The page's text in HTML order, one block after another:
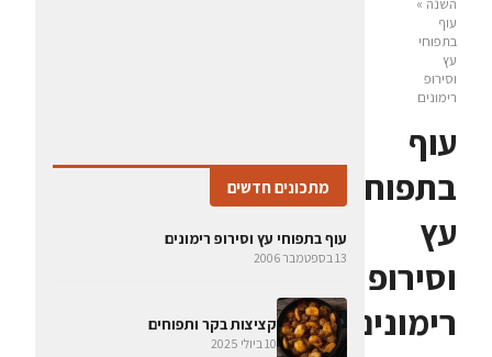
השנה »
עוף
בתפוחי
עץ
וסירופ
רימונים
עוף
בתפוחי
עץ
וסירופ
רימונים
מתכונים חדשים
עוף בתפוחי עץ וסירופ רימונים
13 בספטמבר 2006
קציצות בקר ותפוחים
10 ביולי 2025